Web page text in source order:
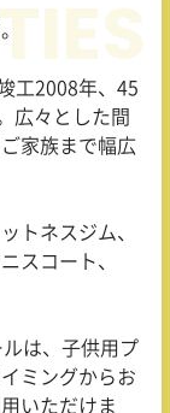
工2008年、 45
広々とした間
家族まで幅広
トネスジム、
スコート、
は、子供用プ
ミングからお
いただけま